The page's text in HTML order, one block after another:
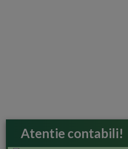
Atentie contabili!